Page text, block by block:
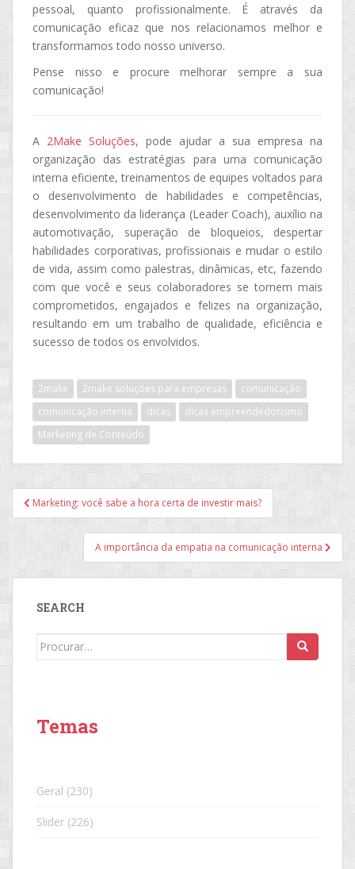
pessoal, quanto profissionalmente. É através da
comunicação eficaz que nos relacionamos melhor e
transformamos todo nosso universo.
Pense nisso e procure melhorar sempre a sua
comunicação!
A 2Make Soluções, pode ajudar a sua empresa na
organização das estratégias para uma comunicação
interna eficiente, treinamentos de equipes voltados para
o desenvolvimento de habilidades e competências,
desenvolvimento da liderança (Leader Coach), auxílio na
automotivação, superação de bloqueios, despertar
habilidades corporativas, profissionais e mudar o estilo
de vida, assim como palestras, dinâmicas, etc, fazendo
com que você e seus colaboradores se tornem mais
comprometidos, engajados e felizes na organização,
resultando em um trabalho de qualidade, eficiência e
sucesso de todos os envolvidos.
2make 2make soluções para empresas
comunicação
comunicação interna
dicas
dicas empreendedorismo
Marketing de Conteúdo
Navegação
de
Marketing: você sabe a hora certa de investir mais?
A importância da empatia na comunicação interna
SEARCH
Search
Temas
Geral (230)
Slider (226)